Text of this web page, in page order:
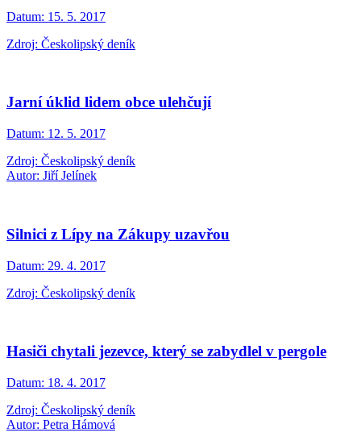
Datum: 15. 5. 2017
Zdroj: Českolipský deník
Jarní úklid lidem obce ulehčují
Datum: 12. 5. 2017
Zdroj: Českolipský deník
Autor: Jiří Jelínek
Silnici z Lípy na Zákupy uzavřou
Datum: 29. 4. 2017
Zdroj: Českolipský deník
Hasiči chytali jezevce, který se zabydlel v pergole
Datum: 18. 4. 2017
Zdroj: Českolipský deník
Autor: Petra Hámová